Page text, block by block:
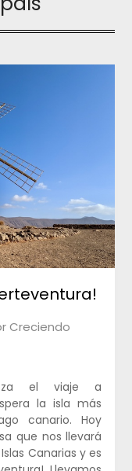
Creciendo
el viaje a
la isla más
canario. Hoy
que nos llevará
Canarias y es